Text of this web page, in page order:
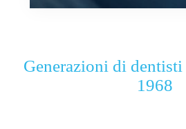
Generazioni di dentisti
1968